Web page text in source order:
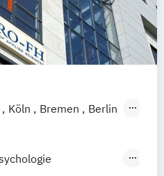
Köln Bremen
Berlin